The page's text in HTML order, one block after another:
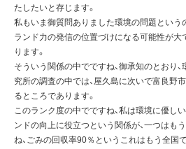
たしたいと存じます。
私もいま御質問ありました環境の問題という
ランド力の発信の位置づけになる可能性が大
ります。
そういう関係の中でですね、御承知のとおり
究所の調査の中では、屋久島に次いで富良野
るところであります。
このランク度の中でですね、私は環境に優し
ンドの向上に役立つという関係が、一つはも
ね、ごみの回収率90％というこれはもう全国